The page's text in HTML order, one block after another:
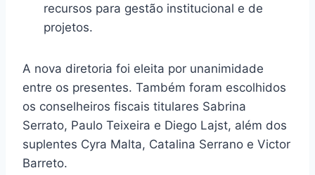
recursos para gestão institucional e de
projetos.
A nova diretoria foi eleita por unanimidade
entre os presentes. Também foram escolhidos
os conselheiros fiscais titulares Sabrina
Serrato, Paulo Teixeira e Diego Lajst, além dos
suplentes Cyra Malta, Catalina Serrano e Victor
Barreto.